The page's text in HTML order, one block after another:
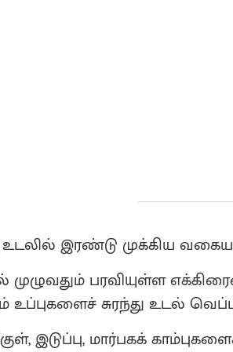
உடலில் இரண்டு முக்கிய
முழுவதும் பரவியுள்ள
உப்புகளைச் சுரந்து உடல்
இடுப்பு, மார்பகக்